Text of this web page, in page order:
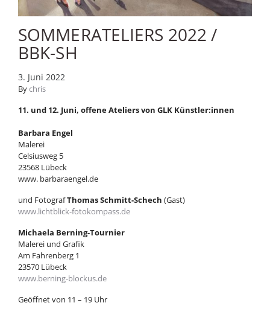
SOMMERATELIERS 2022 /
BBK-SH
3. Juni 2022
Bychris
11. und 12. Juni, offene Ateliers von GLK Künstler:innen
Barbara Engel
Malerei
Celsiusweg 5
23568 Lübeck
www. barbaraengel.de
und FotografThomas Schmitt-Schech (Gast)
www.lichtblick-fotokompass.de
Michaela Berning-Tournier
Malerei und Grafik
Am Fahrenberg 1
23570 Lübeck
www.berning-blockus.de
Geöffnet von 11 – 19 Uhr